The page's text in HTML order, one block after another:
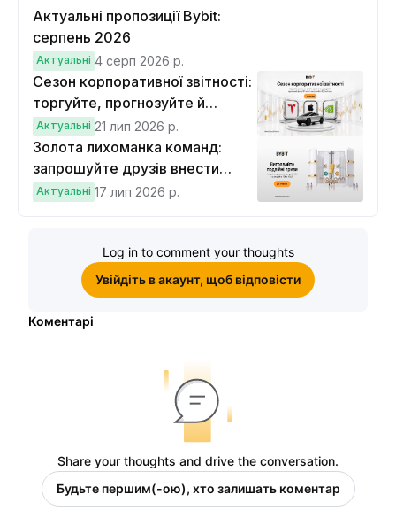
Актуальні пропозиції Bybit:
серпень 2026
Актуальні 4 серп 2026 р.
Сезон корпоративної звітності:
торгуйте, прогнозуйте й
вигравайте Cybertruck
Актуальні 21 лип 2026 р.
Золота лихоманка команд:
запрошуйте друзів внести
депозит на $100 і торгувати на
Актуальні 17 лип 2026 р.
Log in to comment your thoughts
Увійдіть в акаунт, щоб відповісти
Коментарі
Share your thoughts and drive the conversation.
Будьте першим(-ою), хто залишать коментар